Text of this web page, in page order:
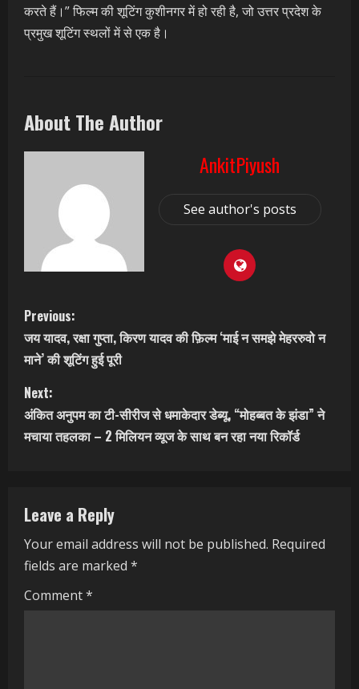
करते हैं।” फिल्म की शूटिंग कुशीनगर में हो रही है, जो उत्तर प्रदेश के
प्रमुख शूटिंग स्थलों में से एक है।
About The Author
AnkitPiyush
See author's posts
C
o
n
t
u
e
R
Previous:
जय यादव, रक्षा गुप्ता, किरण यादव की फ़िल्म ‘माई न समझे मेहररुवो न
माने’ की शूटिंग हुई पूरी
Next:
अंकित अनुपम का टी-सीरीज से धमाकेदार डेब्यू, “मोहब्बत के झंडा” ने
मचाया तहलका – 2 मिलियन व्यूज के साथ बन रहा नया रिकॉर्ड
Leave a Reply
Your email address will not be published. Required
fields are marked *
Comment*